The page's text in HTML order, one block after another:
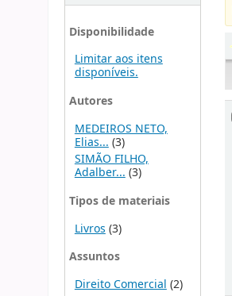
Disponibilidade
Limitar aos itens
disponíveis.
Autores
MEDEIROS NETO,
Elias... (3)
SIMÃO FILHO,
Adalber...(3)
Tipos de materiais
Livros (3)
Assuntos
Direito Comercial (2)